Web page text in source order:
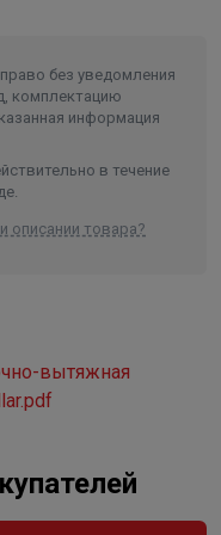
комфортный
С КПД до 95% •
• Контроль
в систему
вертикального
выдержать вес 60
без уведомления
комплектацию
информация
в течение
описании товара?
вытяжная